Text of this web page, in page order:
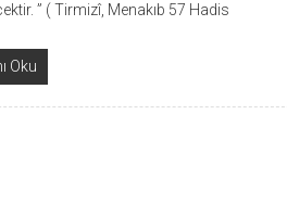
” ( Tirmizî, Menakıb 57 Hadis
Oku